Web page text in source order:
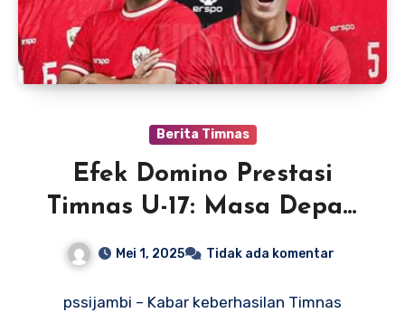
Berita Timnas
Efek Domino Prestasi
Timnas U-17: Masa Depan
Mei 1, 2025 Tidak ada komentar
pssijambi – Kabar keberhasilan Timnas